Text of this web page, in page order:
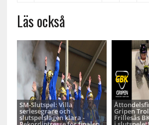
Läs också
SM-Slutspel: Villa
seriesegrare och
slutspelslagen klara -
Gripen
Frillesås